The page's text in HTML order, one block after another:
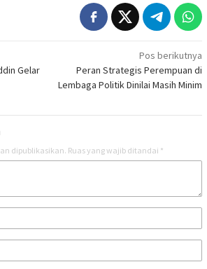
Gelar
Pos berikutnya
Peran Strategis Perempuan di
Lembaga Politik Dinilai Masih Minim
dipublikasikan. Ruas yang wajib ditandai *